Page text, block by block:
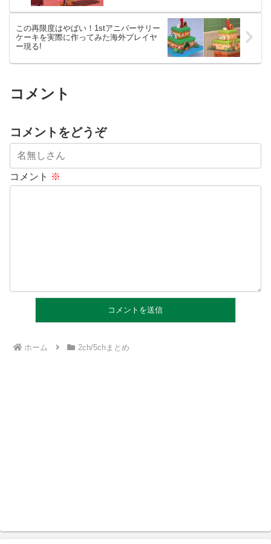
この再限度はやばい！1stアニバーサリー
ケーキを実際に作ってみた海外プレイヤ
ー現る!
コメント
コメントをどうぞ
コメント ※
ホーム 2ch/5chまとめ